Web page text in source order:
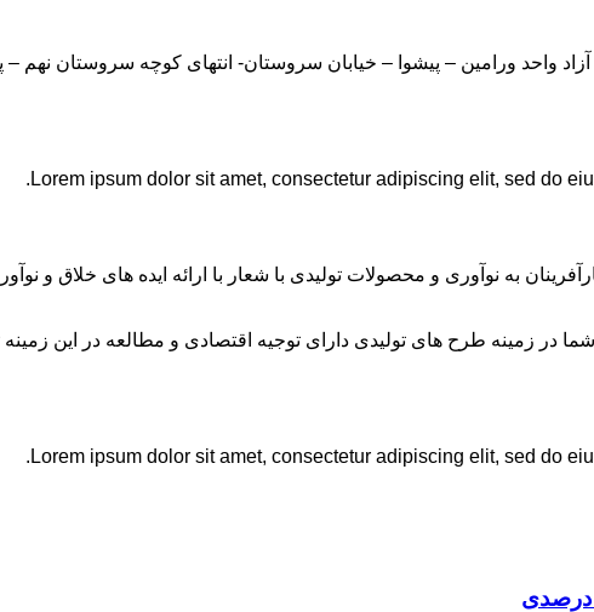
Lorem ipsum dolor sit amet, consectetur adipiscing elit, sed do
به نوآوری و محصولات تولیدی با شعار با ارائه ایده های خلاق
زمینه طرح های تولیدی دارای توجیه اقتصادی و مطالعه در این
Lorem ipsum dolor sit amet, consectetur adipiscing elit, sed do
درصدی